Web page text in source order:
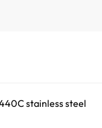
stainless steel